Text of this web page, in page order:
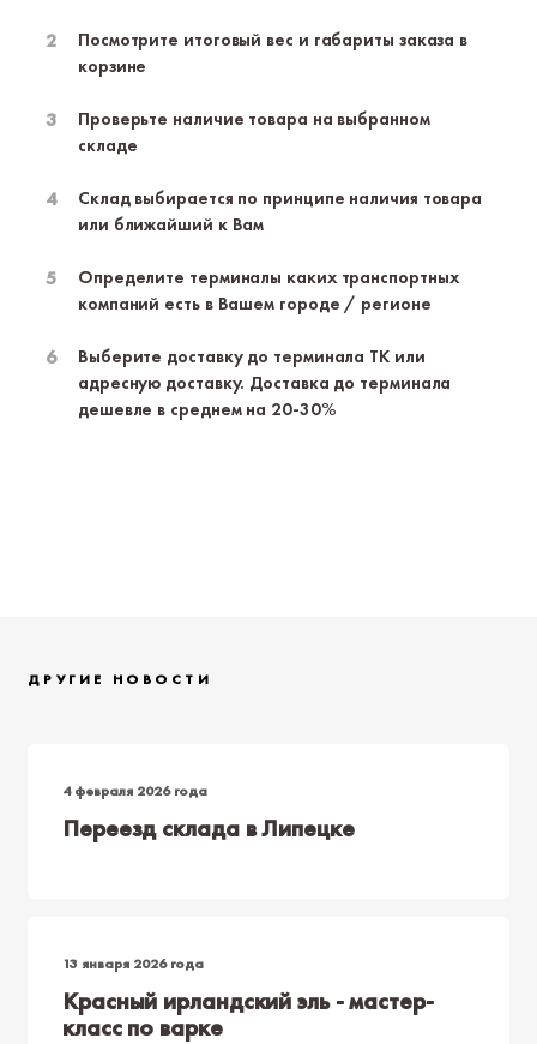
Посмотрите итоговый вес и габариты заказа в
корзине
Проверьте наличие товара на выбранном
складе
Склад выбирается по принципе наличия товара
или ближайший к Вам
Определите терминалы каких транспортных
компаний есть в Вашем городе / регионе
Выберите доставку до терминала ТК или
адресную доставку. Доставка до терминала
дешевле в среднем на 20-30%
ДРУГИЕ НОВОСТИ
4 февраля 2026 года
Переезд склада в Липецке
13 января 2026 года
Красный ирландский эль - мастер-
класс по варке